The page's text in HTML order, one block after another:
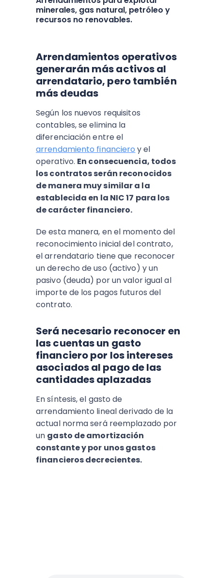
minerales, gas natural, petróleo y
recursos no renovables.
Arrendamientos operativos
generarán más activos al
arrendatario, pero también
más deudas
Según los nuevos requisitos
contables, se elimina la
diferenciación entre el
arrendamiento financiero y el
operativo. En consecuencia, todos
los contratos serán reconocidos
de manera muy similar a la
establecida en la NIC 17 para los
de carácter financiero.
De esta manera, en el momento del
reconocimiento inicial del contrato,
el arrendatario tiene que reconocer
un derecho de uso (activo) y un
pasivo (deuda) por un valor igual al
importe de los pagos futuros del
contrato.
Será necesario reconocer en
las cuentas un gasto
financiero por los intereses
asociados al pago de las
cantidades aplazadas
En síntesis, el gasto de
arrendamiento lineal derivado de la
actual norma será reemplazado por
un gasto de amortización
constante y por unos gastos
financieros decrecientes.